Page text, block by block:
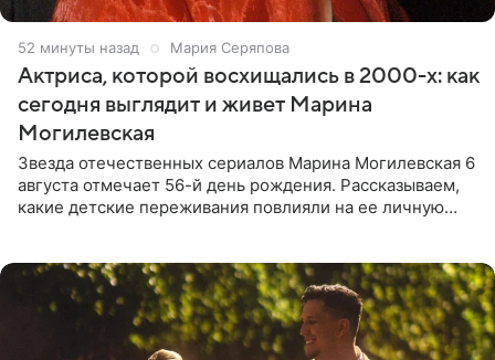
52 минуты назад Мария Серяпова
Актриса, которой восхищались в 2000-х: как
сегодня выглядит и живет Марина
Могилевская
Звезда отечественных сериалов Марина Могилевская 6
августа отмечает 56-й день рождения. Рассказываем,
какие детские переживания повлияли на ее личную